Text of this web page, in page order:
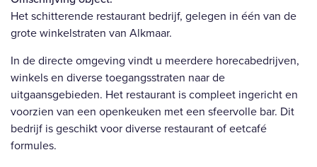
Het schitterende restaurant bedrijf, gelegen in één van de
grote winkelstraten van Alkmaar.
In de directe omgeving vindt u meerdere horecabedrijven,
winkels en diverse toegangsstraten naar de
uitgaansgebieden. Het restaurant is compleet ingericht en
voorzien van een openkeuken met een sfeervolle bar. Dit
bedrijf is geschikt voor diverse restaurant of eetcafé
formules.